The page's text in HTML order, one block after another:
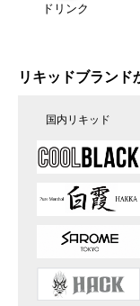
ドリンク
リキッドブランド
国内リキッド